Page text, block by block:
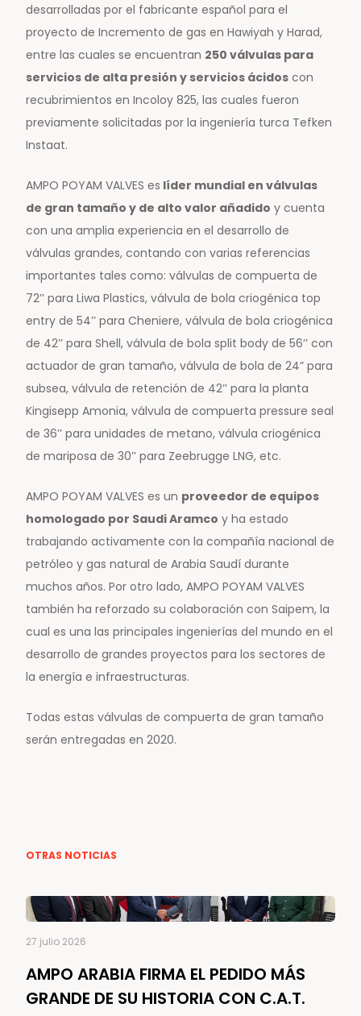
desarrolladas por el fabricante español para el
proyecto de Incremento de gas en Hawiyah y Harad,
entre las cuales se encuentran 250 válvulas para
servicios de alta presión y servicios ácidos con
recubrimientos en Incoloy 825, las cuales fueron
previamente solicitadas por la ingeniería turca Tefken
Instaat.
AMPO POYAM VALVES es líder mundial en válvulas
de gran tamaño y de alto valor añadido y cuenta
con una amplia experiencia en el desarrollo de
válvulas grandes, contando con varias referencias
importantes tales como: válvulas de compuerta de
72’’ para Liwa Plastics, válvula de bola criogénica top
entry de 54’’ para Cheniere, válvula de bola criogénica
de 42’’ para Shell, válvula de bola split body de 56’’ con
actuador de gran tamaño, válvula de bola de 24” para
subsea, válvula de retención de 42’’ para la planta
Kingisepp Amonia, válvula de compuerta pressure seal
de 36’’ para unidades de metano, válvula criogénica
de mariposa de 30’’ para Zeebrugge LNG, etc.
AMPO POYAM VALVES es un proveedor de equipos
homologado por Saudi Aramco y ha estado
trabajando activamente con la compañía nacional de
petróleo y gas natural de Arabia Saudí durante
muchos años. Por otro lado, AMPO POYAM VALVES
también ha reforzado su colaboración con Saipem, la
cual es una las principales ingenierías del mundo en el
desarrollo de grandes proyectos para los sectores de
la energía e infraestructuras.
Todas estas válvulas de compuerta de gran tamaño
serán entregadas en 2020.
OTRAS NOTICIAS
27 julio 2026
AMPO ARABIA FIRMA EL PEDIDO MÁS
GRANDE DE SU HISTORIA CON C.A.T.